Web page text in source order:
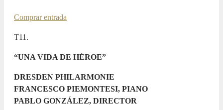
Comprar entrada
T11.
“UNA VIDA DE HÉROE”
DRESDEN PHILARMONIE
FRANCESCO PIEMONTESI, PIANO
PABLO GONZÁLEZ, DIRECTOR